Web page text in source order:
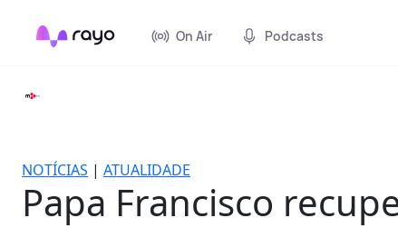
On Air Podcasts
NOTÍCIAS | ATUALIDADE
Papa Francisco